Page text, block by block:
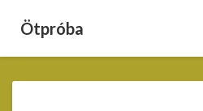
Ötpróba